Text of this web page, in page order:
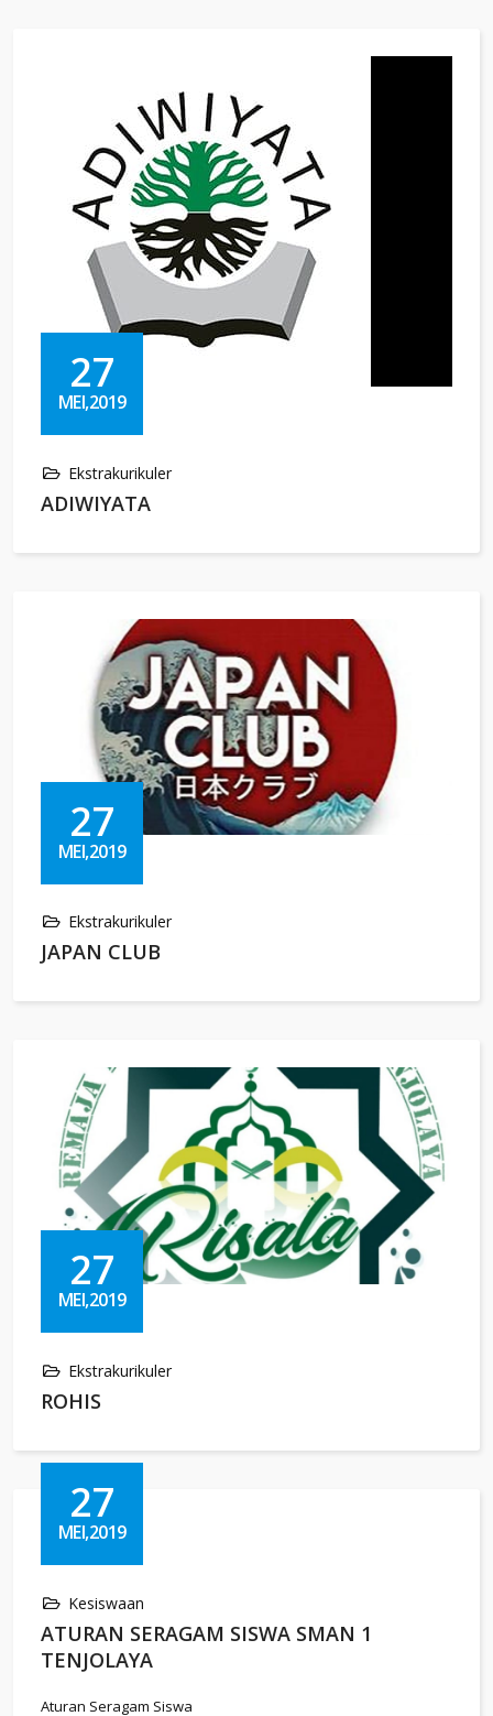
27
MEI,2019
Ekstrakurikuler
ADIWIYATA
27
MEI,2019
Ekstrakurikuler
JAPAN CLUB
27
MEI,2019
Ekstrakurikuler
ROHIS
27
MEI,2019
Kesiswaan
ATURAN SERAGAM SISWA SMAN 1
TENJOLAYA
Aturan Seragam Siswa